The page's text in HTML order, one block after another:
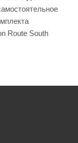
Route South